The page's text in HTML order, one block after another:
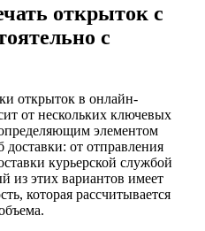
открыток с
с
открыток в онлайн-
от нескольких ключевых
элементом
от отправления
курьерской службой
этих вариантов имеет
которая рассчитывается